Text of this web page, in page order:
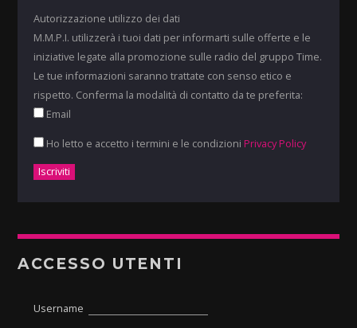
Autorizzazione utilizzo dei dati
M.M.P.I. utilizzerà i tuoi dati per informarti sulle offerte e le
iniziative legate alla promozione sulle radio del gruppo Time.
Le tue informazioni saranno trattate con senso etico e
rispetto. Conferma la modalità di contatto da te preferita:
Email
Ho letto e accetto i termini e le condizioni Privacy Policy
ACCESSO UTENTI
Username